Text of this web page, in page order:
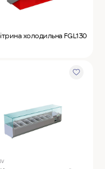
холодильна FGL130